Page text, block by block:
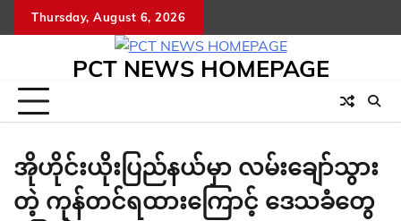
to
Thursday, August 6, 2026
PCT NEWS HOMEPAGE
အိုဟိုင်းယိုးပြည်နယ်မှာ လမ်းချော်သွား
တဲ့ ကုန်တင်ရထားကြောင့် ဒေသခံတွေ